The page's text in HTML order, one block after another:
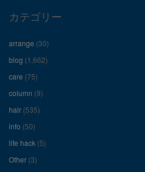
ロ
フ
ィ
ー
ル
を
カテゴリー
arrange (30)
blog (1,662)
care (75)
column (9)
hair (535)
info (50)
life hack (5)
Other (3)